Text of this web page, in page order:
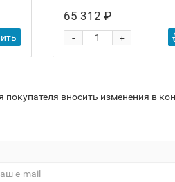
65 312 ₽
+
-
вносить изменения в